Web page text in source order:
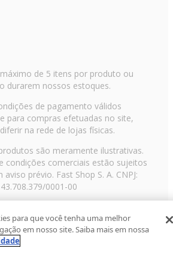
de 5 itens por produto ou
durarem nossos estoques.
de pagamento válidos
para compras efetuadas no site,
na rede de lojas físicas.
são meramente ilustrativas.
condições comerciais estão sujeitos
prévio. Fast Shop S. A. CNPJ:
43.708.379/0001-00
001, Telefone: 11 3003-3728 ©
- Todos os direitos reservadosRF
para que você tenha uma melhor
em nosso site. Saiba mais em nossa